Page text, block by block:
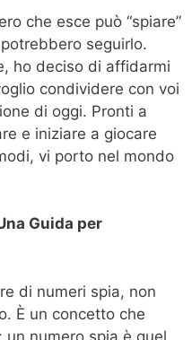
che esce può “spiare”
seguirlo.
ho deciso di affidarmi
condividere con voi
di oggi. Pronti a
e iniziare a giocare
vi porto nel mondo
Guida per
di numeri spia, non
È un concetto che
numero spia è quel